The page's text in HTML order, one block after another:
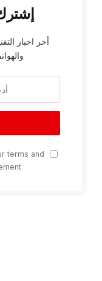
أخر اخبار
terms and